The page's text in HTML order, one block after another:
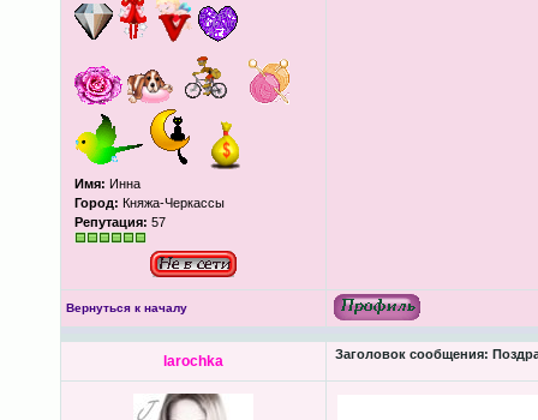
Имя: Инна
Город: Княжа-Черкассы
Репутация: 57
Вернуться к началу
larochka Заголовок сообщения: